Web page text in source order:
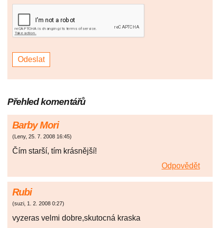
Přehled komentářů
Barby Mori
(Leny, 25. 7. 2008 16:45)
Čím starší, tím krásnější!
Odpovědět
Rubi
(suzi, 1. 2. 2008 0:27)
vyzeras velmi dobre,skutocná kraska